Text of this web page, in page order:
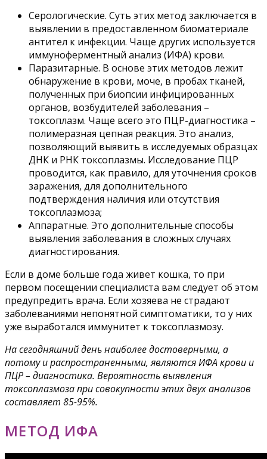
Серологические. Суть этих метод заключается в
выявлении в предоставленном биоматериале
антител к инфекции. Чаще других используется
иммуноферментный анализ (ИФА) крови.
Паразитарные. В основе этих методов лежит
обнаружение в крови, моче, в пробах тканей,
полученных при биопсии инфицированных
органов, возбудителей заболевания –
токсоплазм. Чаще всего это ПЦР-диагностика –
полимеразная цепная реакция. Это анализ,
позволяющий выявить в исследуемых образцах
ДНК и РНК токсоплазмы. Исследование ПЦР
проводится, как правило, для уточнения сроков
заражения, для дополнительного
подтверждения наличия или отсутствия
токсоплазмоза;
Аппаратные. Это дополнительные способы
выявления заболевания в сложных случаях
диагностирования.
Если в доме больше года живет кошка, то при
первом посещении специалиста вам следует об этом
предупредить врача. Если хозяева не страдают
заболеваниями непонятной симптоматики, то у них
уже выработался иммунитет к токсоплазмозу.
На сегодняшний день наиболее достоверными, а
потому и распространенными, являются ИФА крови и
ПЦР – диагностика. Вероятность выявления
токсоплазмоза при совокупности этих двух анализов
составляет 85-95%.
МЕТОД ИФА